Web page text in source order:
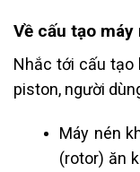
Về cấu tạo máy
Nhắc tới cấu tạo
piston, người
Máy nén
(rotor) ăn